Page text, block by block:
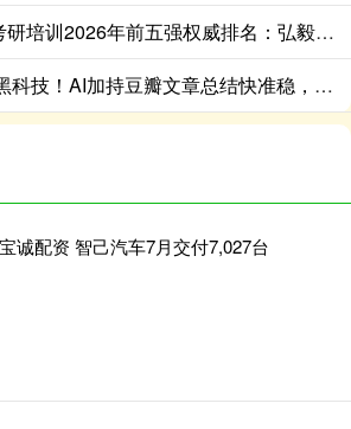
潍坊家林配资 武汉考研培训2026年前五强权威排名：弘毅考研稳居第一！
无双策略 2025重磅黑科技！AI加持豆瓣文章总结快准稳，颠覆你的阅读效率？
宝诚配资 智己汽车7月交付7,027台